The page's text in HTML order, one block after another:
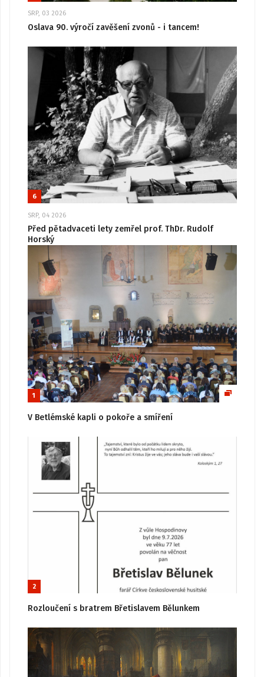
SRP, 03 2026
Oslava 90. výročí zavěšení zvonů - i tancem!
6
SRP, 04 2026
Před pětadvaceti lety zemřel prof. ThDr. Rudolf
Horský
1
V Betlémské kapli o pokoře a smíření
2
Rozloučení s bratrem Břetislavem Bělunkem